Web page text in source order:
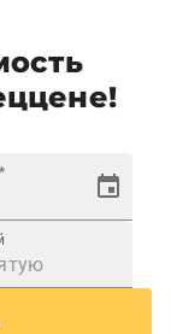
*